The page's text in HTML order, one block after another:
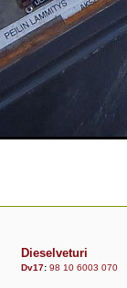
Dieselveturi
Dv17: 98 10 6003 070